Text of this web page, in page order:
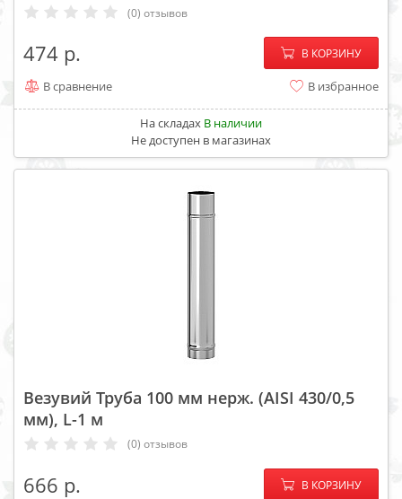
(0) отзывов
474 − +
В КОРЗИНУ
В сравнение В избранное
На складах В наличии
Не доступен в магазинах
Везувий Труба 100 мм нерж. (AISI 430/0,5
мм), L-1 м
(0) отзывов
666 − +
В КОРЗИНУ